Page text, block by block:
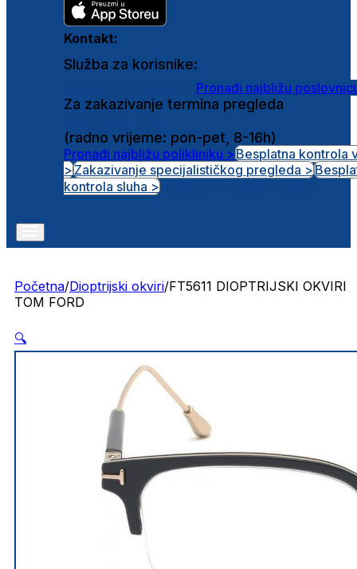
Kontakt:
Služba za korisnike:
Pronađi najbližu
Za zakazivanje termina pregleda
(radno vrijeme: pon-pet, 8-16h)
Pronađi najbližu polikliniku >Besplatna kontrola
>Zakazivanje specijalističkog pregleda >
kontrola sluha >
Početna/Dioptrijski okviri/FT5611 DIOPTRIJSKI OKVIRI
TOM FORD
🔍